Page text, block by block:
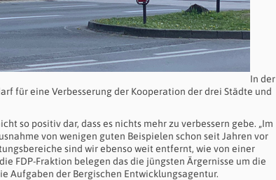
In der
für eine Verbesserung der Kooperation der drei Städte und
so positiv dar, dass es nichts mehr zu verbessern gebe. „Im
von wenigen guten Beispielen schon seit Jahren vor
sind wir ebenso weit entfernt, wie von einer
FDP-Fraktion belegen das die jüngsten Ärgernisse um die
Aufgaben der Bergischen Entwicklungsagentur.